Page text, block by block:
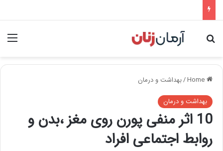
Search for
/بهداشت و درمان
بهداشت و درمان
10 اثر منفی پورن روی مغز ،بدن و
روابط اجتماعی افراد